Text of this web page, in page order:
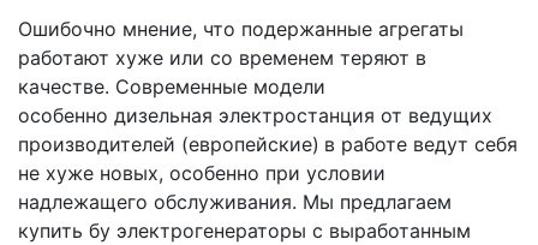
Ошибочно мнение, что подержанные агрегаты
работают хуже или со временем теряют в
качестве. Современные модели
особенно дизельная электростанция от ведущих
производителей (европейские) в работе ведут себя
не хуже новых, особенно при условии
надлежащего обслуживания. Мы предлагаем
купить бу электрогенераторы с выработанным